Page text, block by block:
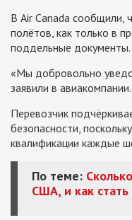
В Air Canada сообщили,
полётов, как только в
поддельные документы.
«Мы добровольно
заявили в авиакомпании.
Перевозчик
безопасности,
квалификации каждые
По теме:
США, и как